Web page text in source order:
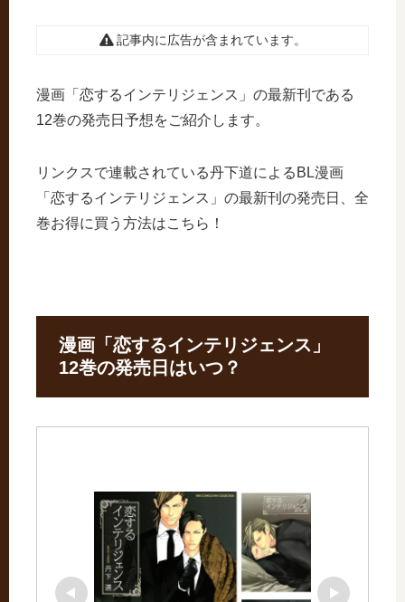
記事内に広告が含まれています。
漫画「恋するインテリジェンス」の最新刊である
12巻の発売日予想をご紹介します。
リンクスで連載されている丹下道によるBL漫画
「恋するインテリジェンス」の最新刊の発売日、全
巻お得に買う方法はこちら！
漫画「恋するインテリジェンス」
12巻の発売日はいつ？